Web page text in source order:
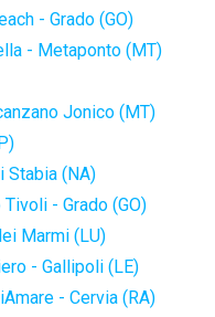
- Grado (GO)
- Metaponto (MT)
Jonico (MT)
Stabia (NA)
Tivoli - Grado (GO)
Marmi (LU)
- Gallipoli (LE)
- Cervia (RA)